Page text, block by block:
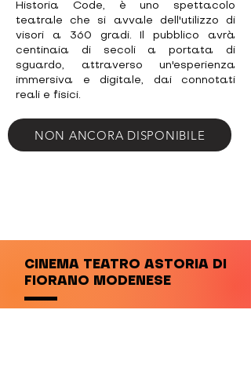
Historia Code, è uno spettacolo
teatrale che si avvale dell'utilizzo di
visori a 360 gradi. Il pubblico avrà
centinaia di secoli a portata di
sguardo, attraverso un'esperienza
immersiva e digitale, dai connotati
reali e fisici.
NON ANCORA DISPONIBILE
CINEMA TEATRO ASTORIA DI
FIORANO MODENESE